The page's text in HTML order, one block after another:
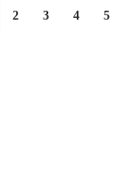
2 3 4 5